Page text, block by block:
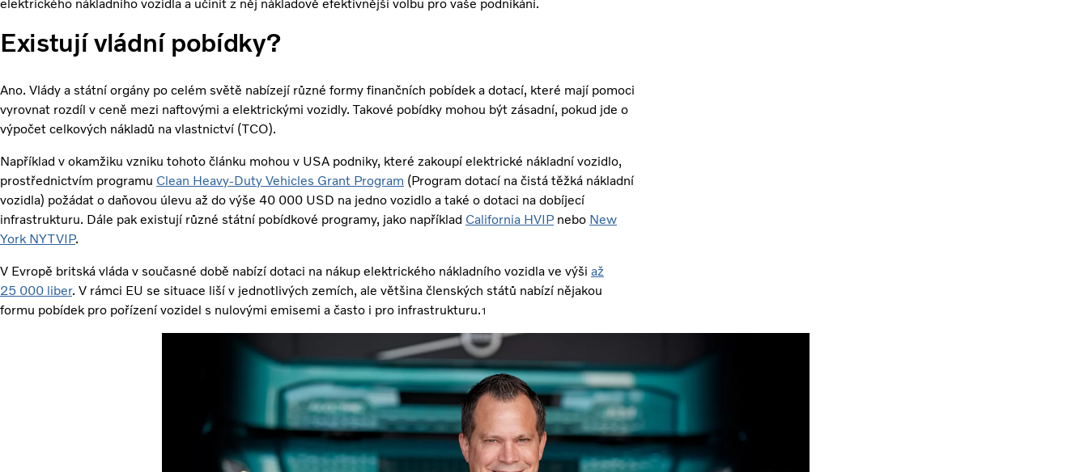
elektrického nákladního vozidla a učinit z něj nákladově efektivnější volbu pro vaše podnikání.
Existují vládní pobídky?
Ano. Vlády a státní orgány po celém světě nabízejí různé formy finančních pobídek a dotací, které mají pomoci
vyrovnat rozdíl v ceně mezi naftovými a elektrickými vozidly. Takové pobídky mohou být zásadní, pokud jde o
výpočet celkových nákladů na vlastnictví (TCO).
Například v okamžiku vzniku tohoto článku mohou v USA podniky, které zakoupí elektrické nákladní vozidlo,
prostřednictvím programu Clean Heavy-Duty Vehicles Grant Program (Program dotací na čistá těžká nákladní
vozidla) požádat o daňovou úlevu až do výše 40 000 USD na jedno vozidlo a také o dotaci na dobíjecí
infrastrukturu. Dále pak existují různé státní pobídkové programy, jako například California HVIP nebo New
York NYTVIP.
V Evropě britská vláda v současné době nabízí dotaci na nákup elektrického nákladního vozidla ve výši až
25 000 liber. V rámci EU se situace liší v jednotlivých zemích, ale většina členských států nabízí nějakou
formu pobídek pro pořízení vozidel s nulovými emisemi a často i pro infrastrukturu.1